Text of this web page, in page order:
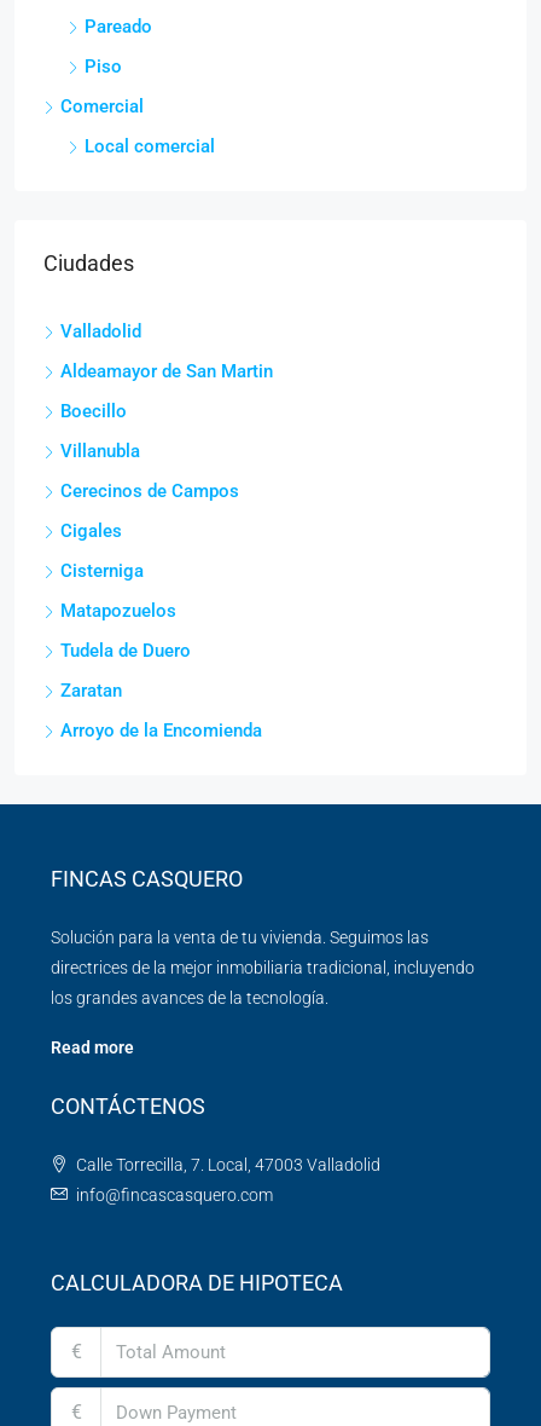
Pareado
Piso
Comercial
Local comercial
Ciudades
Valladolid
Aldeamayor de San Martin
Boecillo
Villanubla
Cerecinos de Campos
Cigales
Cisterniga
Matapozuelos
Tudela de Duero
Zaratan
Arroyo de la Encomienda
FINCAS CASQUERO
Solución para la venta de tu vivienda. Seguimos las
directrices de la mejor inmobiliaria tradicional, incluyendo
los grandes avances de la tecnología.
Read more
CONTÁCTENOS
Calle Torrecilla, 7. Local, 47003 Valladolid
info@fincascasquero.com
CALCULADORA DE HIPOTECA
€
€